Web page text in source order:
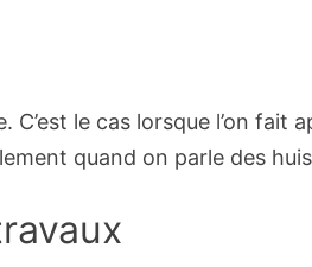
le cas lorsque l’on fait
quand on parle des